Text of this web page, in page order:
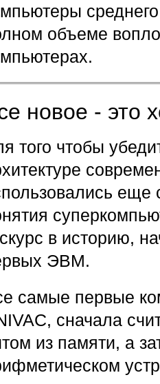
объеме
новое - это
того чтобы
еще
в историю,
ЭВМ.
самые первые
сначала
из памяти, а